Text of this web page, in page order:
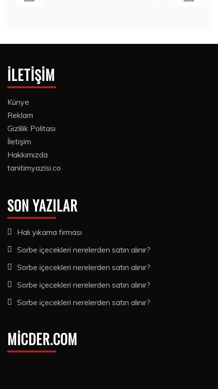
İLETIŞIM
Künye
Reklam
Gizlilik Politası
İletişim
Hakkımızda
tanitimyazisi.co
SON YAZILAR
Halı yıkama firması
Sorbe içecekleri nerelerden satın alınır?
Sorbe içecekleri nerelerden satın alınır?
Sorbe içecekleri nerelerden satın alınır?
Sorbe içecekleri nerelerden satın alınır?
MICDER.COM